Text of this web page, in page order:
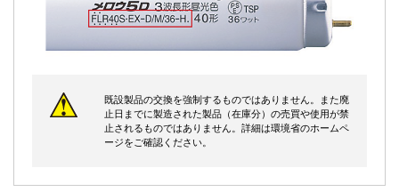
既設製品の交換を強制するものではありません。また廃
止日までに製造された製品（在庫分）の売買や使用が禁
止されるものではありません。詳細は環境省のホームペ
ージをご確認ください。